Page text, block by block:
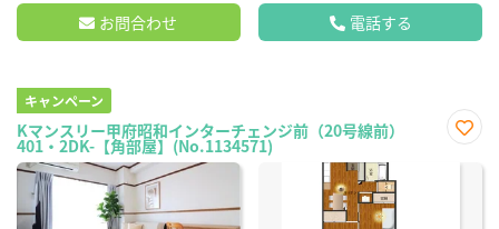
お問合わせ 電話する
キャンペーン
Kマンスリー甲府昭和インターチェンジ前（20号線前）
401・2DK-【角部屋】(No.1134571)
に入